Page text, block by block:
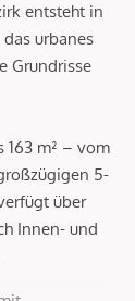
entsteht in
urbanes
Grundrisse
m² – vom
5-
über
Innen- und